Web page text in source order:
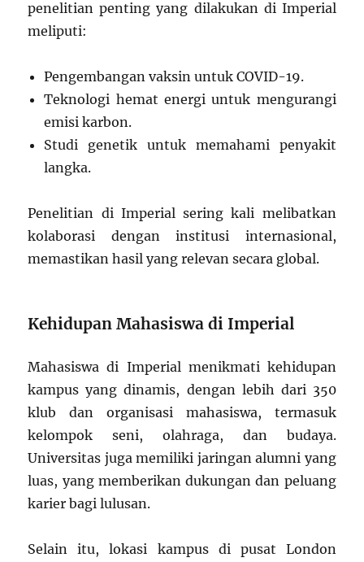
penelitian penting yang dilakukan di Imperial
meliputi:
Pengembangan vaksin untuk COVID-19.
Teknologi hemat energi untuk mengurangi
emisi karbon.
Studi genetik untuk memahami penyakit
langka.
Penelitian di Imperial sering kali melibatkan
kolaborasi dengan institusi internasional,
memastikan hasil yang relevan secara global.
Kehidupan Mahasiswa di Imperial
Mahasiswa di Imperial menikmati kehidupan
kampus yang dinamis, dengan lebih dari 350
klub dan organisasi mahasiswa, termasuk
kelompok seni, olahraga, dan budaya.
Universitas juga memiliki jaringan alumni yang
luas, yang memberikan dukungan dan peluang
karier bagi lulusan.
Selain itu, lokasi kampus di pusat London